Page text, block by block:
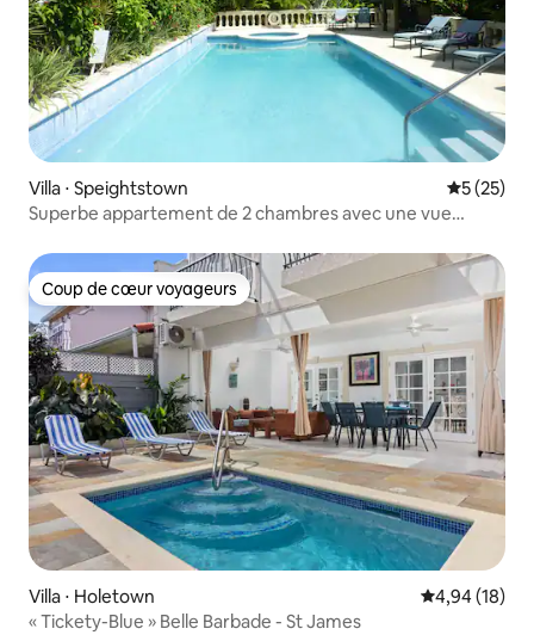
Villa ⋅ Speightstown
5 (25)
Superbe appartement de 2 chambres avec une vue
Coup de cœur voyageurs
Coup de cœur voyageurs
Villa ⋅ Holetown Évaluation
4,94 (18)
« Tickety-Blue » Belle Barbade - St James